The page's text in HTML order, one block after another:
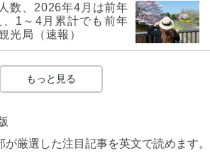
数、2026年4月は前年
1～4月累計でも前年
局（速報）
もっと見る
が厳選した注目記事を英文で読めます。